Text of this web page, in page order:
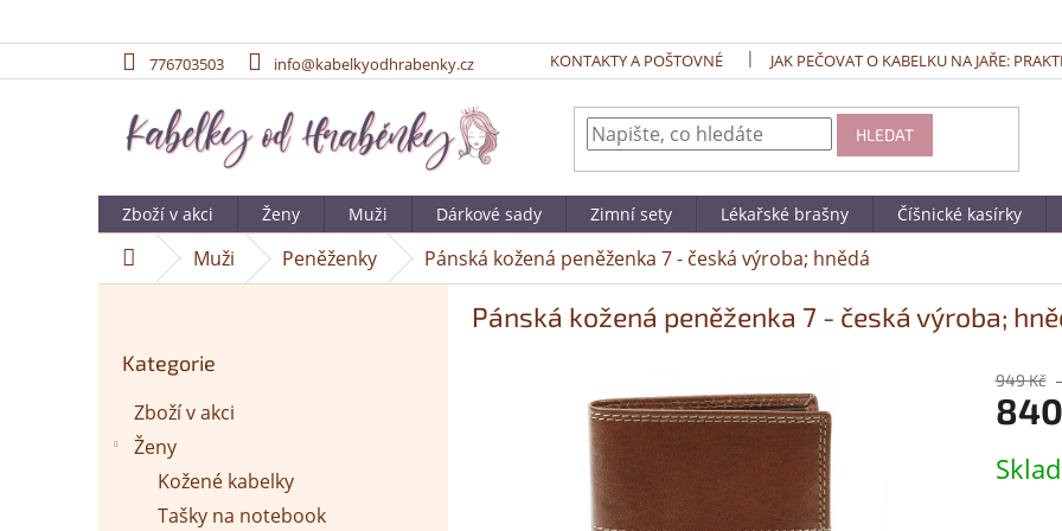
776703503 info@kabelkyodhrabenky.cz KONTAKTY A POŠTOVNÉ JAK PEČOVAT O KABELKU NA JAŘE:
HLEDAT
Zboží v akci Ženy Muži Dárkové sady Zimní sety Lékařské brašny Číšnické kasírky
DomůMuži Peněženky Pánská kožená peněženka 7 - česká výroba; hnědá
kategorie
Kategorie
Zboží v akci
Ženy
Kožené kabelky
Tašky na notebook
Pánská kožená peněženka 7 - česká výroba;
949 Kč
cena: